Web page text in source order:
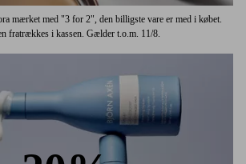
mærket med "3 for 2", den billigste vare er med i købet.
fratrækkes i kassen. Gælder t.o.m. 11/8.